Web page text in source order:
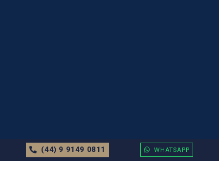
(44) 9 9149 0811 WHATSAPP